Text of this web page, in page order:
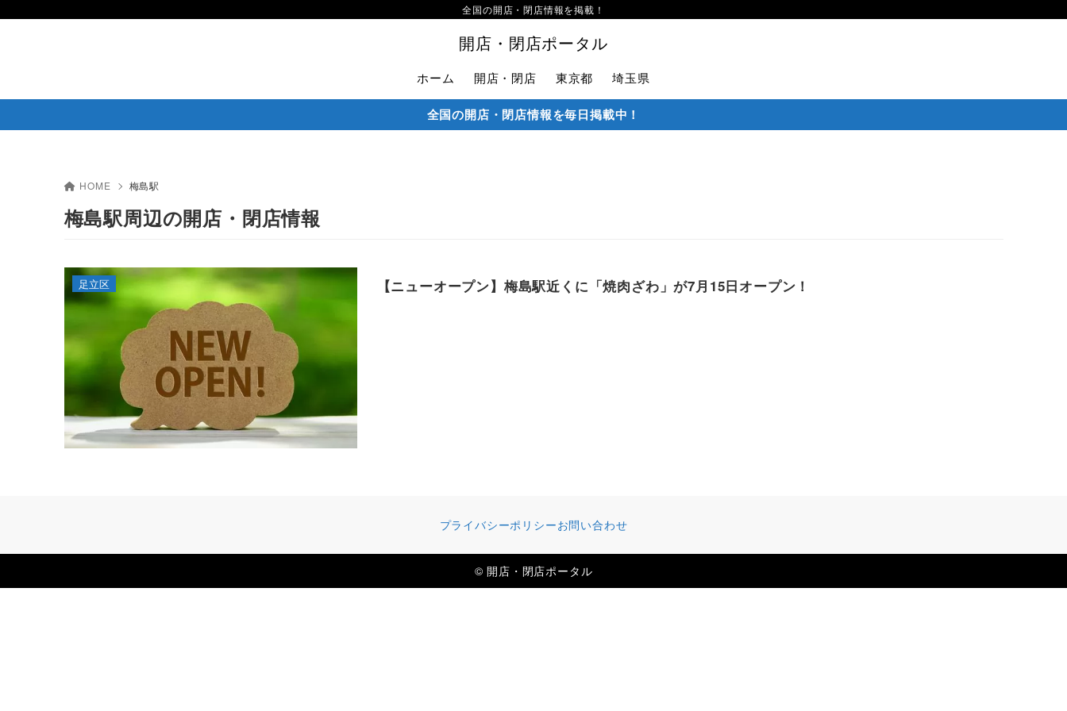
開店・閉店ポータル
全国の開店・閉店情報を掲載！
ホーム 開店・閉店 東京都 埼玉県
全国の開店・閉店情報を毎日掲載中！
HOME 梅島駅
梅島駅周辺の開店・閉店情報
【ニューオープン】梅島駅近くに「焼肉ざわ」が7月15日オープン！
足立区
プライバシーポリシーお問い合わせ
© 開店・閉店ポータル